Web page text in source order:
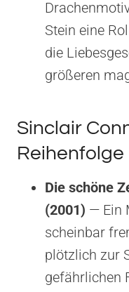
Stein eine
die
größeren
Sinclair
Reihenfolge
Die schöne
(2001) — Ein
scheinbar
plötzlich zur
gefährlichen